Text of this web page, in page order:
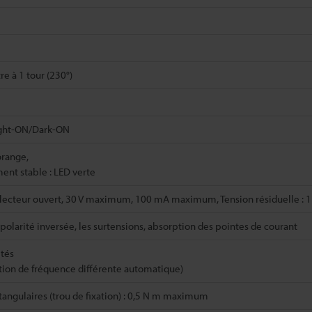
à 1 tour (230°)
ON/Dark-ON
stable : LED verte
ouvert, 30 V maximum, 100 mA maximum, Tension résiduelle :
inversée, les surtensions, absorption des pointes de courant
de fréquence différente automatique)
(trou de fixation) : 0,5 N m maximum